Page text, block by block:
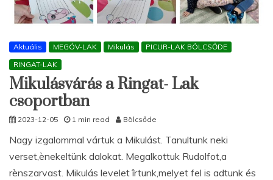
Aktuális MEGÓV-LAK Mikulás
PICUR-LAK BÖLCSŐDE
RINGAT-LAK
Mikulásvárás a Ringat- Lak
csoportban
2023-12-05 1 min read Bölcsőde
Nagy izgalommal vártuk a Mikulást. Tanultunk neki
verset,ènekeltünk dalokat. Megalkottuk Rudolfot,a
rènszarvast. Mikulás levelet îrtunk,melyet fel is adtunk és